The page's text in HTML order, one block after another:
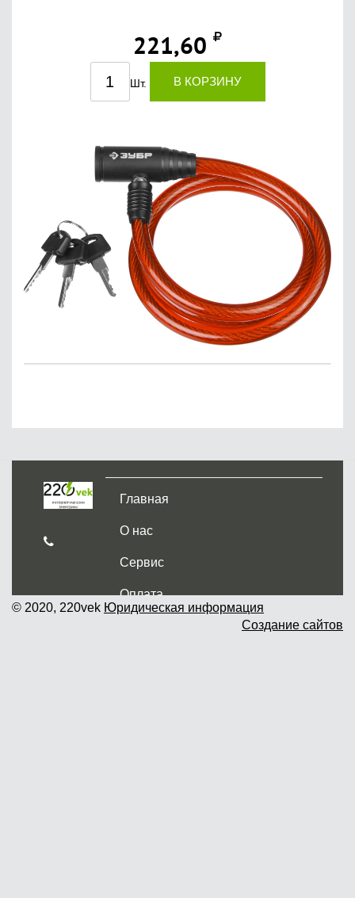
221,60
Шт. В КОРЗИНУ
Главная
О нас
Сервис
Оплата
Доставка и самовывоз
© 2020, 220vek Юридическая информация
Создание сайтов